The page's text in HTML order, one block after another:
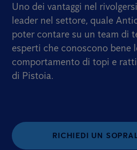
Uno dei vantaggi nel
leader nel settore, quale
poter contare su un team di
esperti che conoscono bene
comportamento di topi e
di Pistoia.
RICHIEDI UN